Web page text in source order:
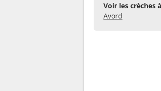
Voir les crèches
Avord